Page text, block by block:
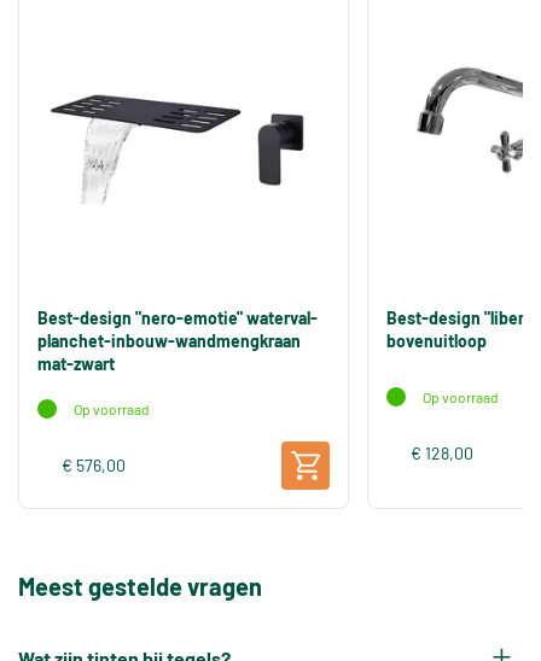
Best-design "nero-emotie" waterval-
planchet-inbouw-wandmengkraan
mat-zwart
Op voorraad
€ 576,00
Best-design
bovenuitloop
Op voorraad
€ 128,00
Meest gestelde vragen